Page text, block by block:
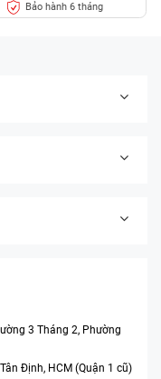
Bảo hành 6 tháng
3 Tháng 2, Phường
Định, HCM (Quận 1 cũ)